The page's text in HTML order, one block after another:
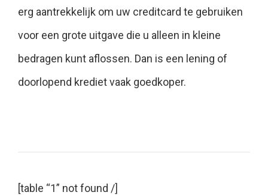
erg aantrekkelijk om uw creditcard te gebruiken
voor een grote uitgave die u alleen in kleine
bedragen kunt aflossen. Dan is een lening of
doorlopend krediet vaak goedkoper.
[table “1” not found /]